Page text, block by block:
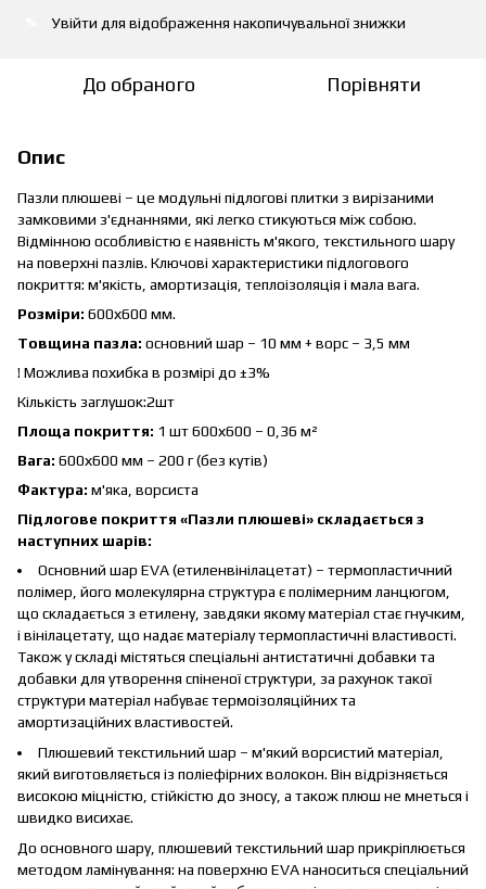
Увійти для відображення накопичувальної знижки
До обраного Порівняти
Опис
Пазли плюшеві – це модульні підлогові плитки з вирізаними
замковими з'єднаннями, які легко стикуються між собою.
Відмінною особливістю є наявність м'якого, текстильного шару
на поверхні пазлів. Ключові характеристики підлогового
покриття: м'якість, амортизація, теплоізоляція і мала вага.
Розміри: 600х600 мм.
Товщина пазла: основний шар – 10 мм + ворс – 3,5 мм
! Можлива похибка в розмірі до ±3%
Кількість заглушок:2шт
Площа покриття: 1 шт 600х600 – 0,36 м²
Вага: 600х600 мм – 200 г (без кутів)
Фактура: м'яка, ворсиста
Підлогове покриття «Пазли плюшеві» складається з
наступних шарів:
Основний шар EVA (етиленвінілацетат) – термопластичний
полімер, його молекулярна структура є полімерним ланцюгом,
що складається з етилену, завдяки якому матеріал стає гнучким,
і вінілацетату, що надає матеріалу термопластичні властивості.
Також у складі містяться спеціальні антистатичні добавки та
добавки для утворення спіненої структури, за рахунок такої
структури матеріал набуває термоізоляційних та
амортизаційних властивостей.
Плюшевий текстильний шар – м'який ворсистий матеріал,
який виготовляється із поліефірних волокон. Він відрізняється
високою міцністю, стійкістю до зносу, а також плюш не мнеться і
швидко висихає.
До основного шару, плюшевий текстильний шар прикріплюється
методом ламінування: на поверхню EVA наноситься спеціальний